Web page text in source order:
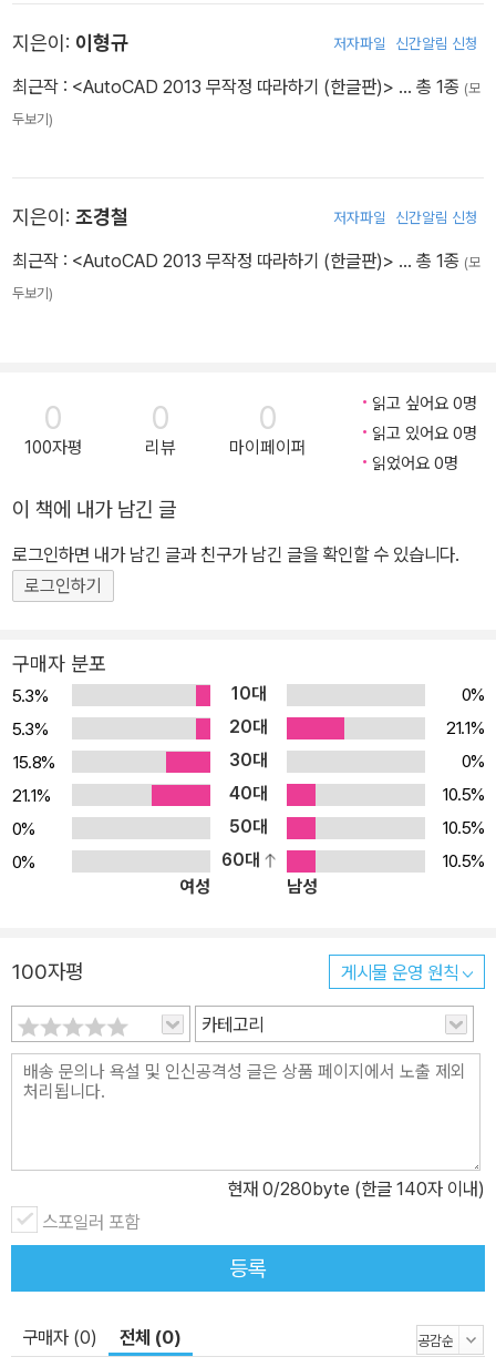
지은이: 이형규 저자파일 신간알림 신청
최근작 : <AutoCAD 2013 무작정 따라하기 (한글판)> … 총 1종 (모
두보기)
지은이: 조경철 저자파일 신간알림 신청
최근작 : <AutoCAD 2013 무작정 따라하기 (한글판)> … 총 1종 (모
두보기)
0
100자평
0
리뷰
0
마이페이퍼
읽고 싶어요 0명
읽고 있어요 0명
읽었어요 0명
이 책에 내가 남긴 글
로그인하면 내가 남긴 글과 친구가 남긴 글을 확인할 수 있습니다.
로그인하기
구매자 분포
5.3% 10대
0%
5.3%
20대
21.1%
15.8%
30대
0%
21.1%
40대
10.5%
0%
50대
10.5%
0%
60대
10.5%
여성
남성
100자평 게시물 운영 원칙
카테고리
현재 0/280byte (한글 140자 이내)
스포일러 포함
등록
구매자 (0) 전체 (0)